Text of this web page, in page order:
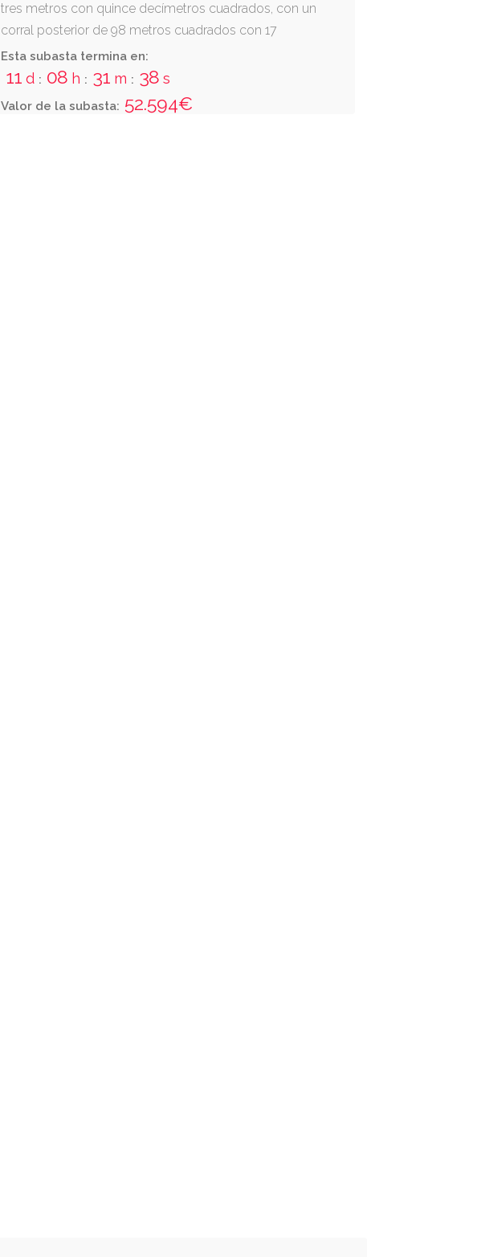
tres metros con quince decímetros cuadrados, con un
corral posterior de 98 metros cuadrados con 17
decímetros cuadrados. tiene una superficie útil de 62
metros con 66 decímetros cuadrados. está distribuida
en salón-comedor, cocina, baño y tres
dormitorios.finca nº5.611, inscrita en el registro de la
Esta subasta termina en:
11 d : 08 h : 31 m : 38 s
Valor de la subasta: 52.594€